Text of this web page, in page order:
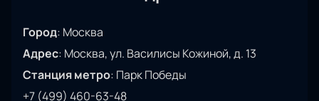
Город: Москва
Адрес: Москва, ул. Василисы Кожиной, д. 13
Станция метро: Парк Победы
+7 (499) 460-63-48